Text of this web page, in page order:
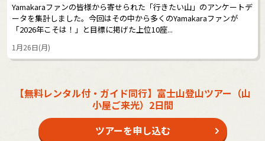
Yamakaraファンの皆様から寄せられた「行きたい山」のアンケートデ
ータを集計しました。今回はその中から多くのYamakaraファンが
「2026年こそは！」と目標に掲げた上位10座...
1月26日(月)
【無料レンタル付・ガイド同行】富士山登山ツアー（山
小屋ご来光）2日間
ツアーを申し込む